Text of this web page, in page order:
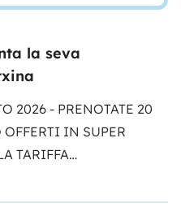
la seva
2026 - PRENOTATE 20
IN SUPER
TARIFFA
20 GIORNI E LO TIENI
(per questa promo